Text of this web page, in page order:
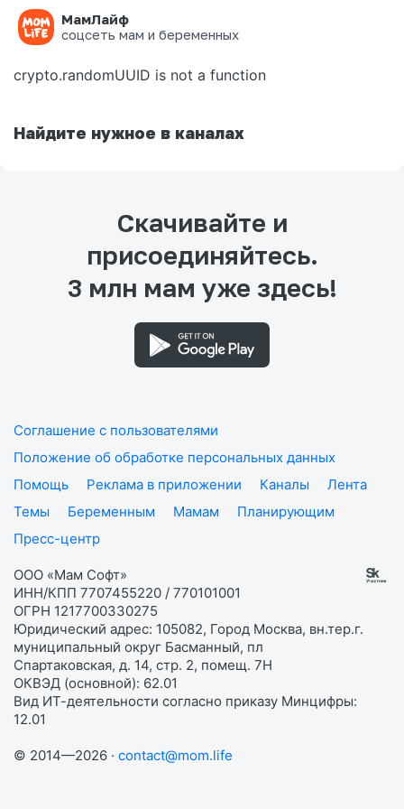
МамЛайф
соцсеть мам и беременных
Ошибка на странице
crypto.randomUUID is not a function
Найдите нужное в каналах
Скачивайте и
присоединяйтесь.
3 млн мам уже здесь!
Соглашение с пользователями
Положение об обработке персональных данных
Помощь
Реклама в приложении Каналы
Лента
Темы
Беременным Мамам
Планирующим
Пресс-центр
ООО «Мам Софт»
ИНН/КПП 7707455220 / 770101001
ОГРН 1217700330275
Юридический адрес: 105082, Город Москва, вн.тер.г.
муниципальный округ Басманный, пл
Спартаковская, д. 14, стр. 2, помещ. 7Н
ОКВЭД (основной): 62.01
Вид ИТ-деятельности согласно приказу Минцифры:
12.01
© 2014—2026 · contact@mom.life